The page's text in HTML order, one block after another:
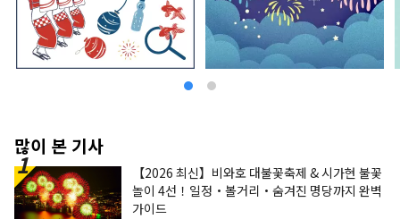
많이 본 기사
【2026 최신】비와호 대불꽃축제 & 시가현 불꽃
놀이 4선！일정・볼거리・숨겨진 명당까지 완벽
가이드